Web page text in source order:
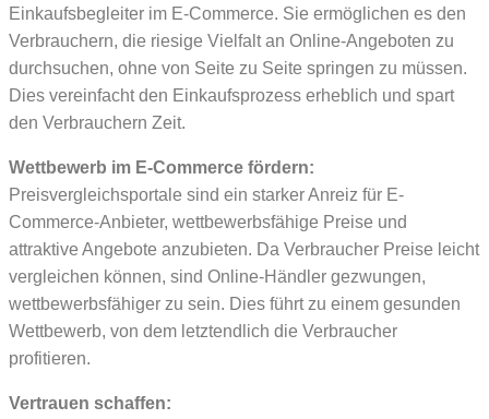
Einkaufsbegleiter im E-Commerce. Sie ermöglichen es den
Verbrauchern, die riesige Vielfalt an Online-Angeboten zu
durchsuchen, ohne von Seite zu Seite springen zu müssen.
Dies vereinfacht den Einkaufsprozess erheblich und spart
den Verbrauchern Zeit.
Wettbewerb im E-Commerce fördern:
Preisvergleichsportale sind ein starker Anreiz für E-
Commerce-Anbieter, wettbewerbsfähige Preise und
attraktive Angebote anzubieten. Da Verbraucher Preise leicht
vergleichen können, sind Online-Händler gezwungen,
wettbewerbsfähiger zu sein. Dies führt zu einem gesunden
Wettbewerb, von dem letztendlich die Verbraucher
profitieren.
Vertrauen schaffen: